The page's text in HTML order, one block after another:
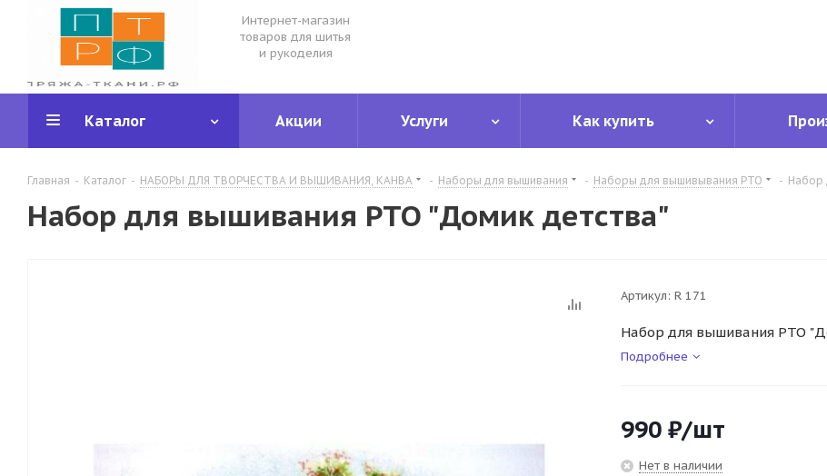
Интернет-магазин
товаров для шитья
и рукоделия
Каталог Акции Услуги Как купить
Главная - Каталог - НАБОРЫ ДЛЯ ТВОРЧЕСТВА И ВЫШИВАНИЯ, КАНВА - Наборы для вышивания - Наборы для вышивывания РТО - Набор
Набор для вышивания РТО "Домик детства"
Артикул: R 171
Набор для вышивания РТО
Подробнее
990 ₽/шт
Нет в наличии